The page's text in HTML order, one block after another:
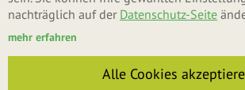
nachträglich auf der Datenschutz-Seite
mehr erfahren
Alle Cookies